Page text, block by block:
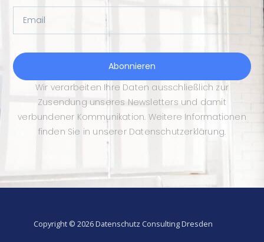
Abonnieren
Wir verarbeiten Ihre Daten ausschließlich zur
Zusendung unseres Newsletters und damit
verbundener Kommunikation. Weitere Informationen
finden Sie in unserer Datenschutzerklärung.
Copyright © 2026 Datenschutz Consulting Dresden